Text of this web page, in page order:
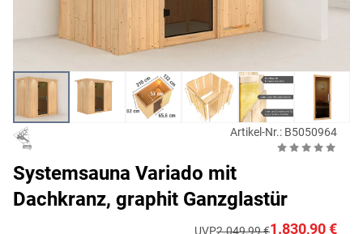
Artikel-Nr.: B5050964
Systemsauna Variado mit
Dachkranz, graphit Ganzglastür
UVP2.049,99 €1.830,90 €